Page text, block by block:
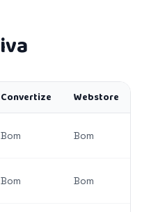
Convertize Webstore
Bom Bom
Bom Bom